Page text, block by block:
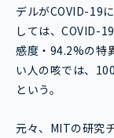
デルがCOVID-19
しては、COVID-
感度・94.2%の特
い人の咳では、
という。
元々、MITの研究